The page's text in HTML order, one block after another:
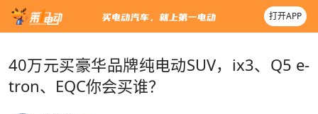
打开APP
40万元买豪华品牌纯电动SUV，ix3、Q5 e-
tron、EQC你会买谁？